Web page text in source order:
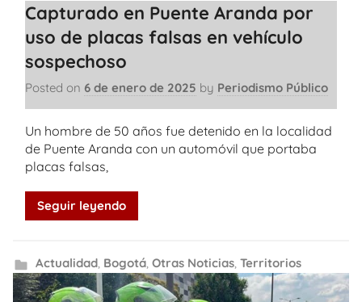
Capturado en Puente Aranda por
uso de placas falsas en vehículo
sospechoso
Posted on 6 de enero de 2025 by Periodismo Público
Un hombre de 50 años fue detenido en la localidad
de Puente Aranda con un automóvil que portaba
placas falsas,
Seguir leyendo
Actualidad, Bogotá, Otras Noticias, Territorios